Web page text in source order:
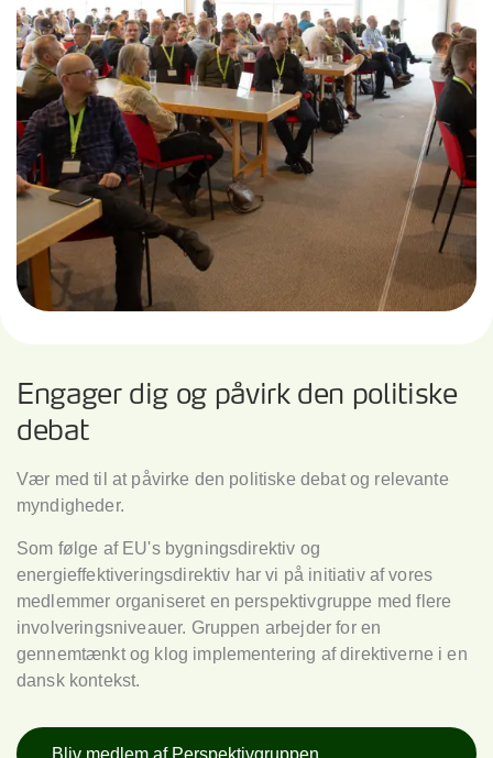
Engager dig og påvirk den politiske
debat
Vær med til at påvirke den politiske debat og relevante
myndigheder.
Som følge af EU's bygningsdirektiv og
energieffektiveringsdirektiv har vi på initiativ af vores
medlemmer organiseret en perspektivgruppe med flere
involveringsniveauer. Gruppen arbejder for en
gennemtænkt og klog implementering af direktiverne i en
dansk kontekst.
Bliv medlem af Perspektivgruppen